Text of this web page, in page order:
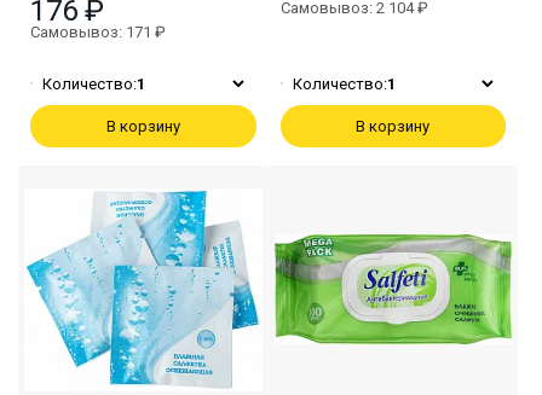
176 ₽
Самовывоз: 171 ₽
Количество:1
В корзину
Самовывоз: 2 104 ₽
Количество:1
В корзину